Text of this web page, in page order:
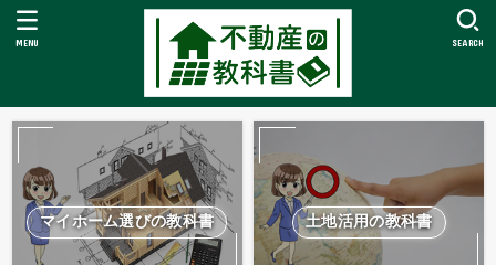
SEARCH
MENU
マイホーム選びの教科書 土地活用の教科書